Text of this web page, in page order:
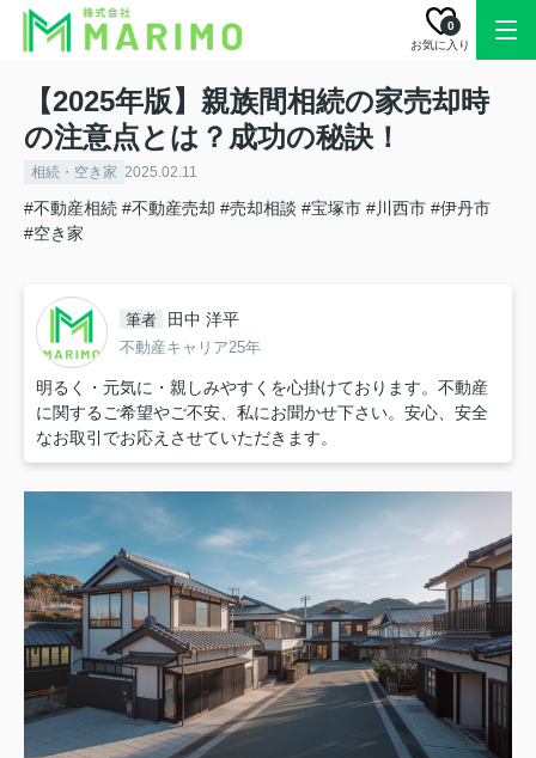
お気に入り
0
【2025年版】親族間相続の家売却時
の注意点とは？成功の秘訣！
相続・空き家 2025.02.11
#不動産相続 #不動産売却 #売却相談 #宝塚市 #川西市 #伊丹市
#空き家
筆者 田中 洋平
不動産キャリア25年
明るく・元気に・親しみやすくを心掛けております。不動産
に関するご希望やご不安、私にお聞かせ下さい。安心、安全
なお取引でお応えさせていただきます。